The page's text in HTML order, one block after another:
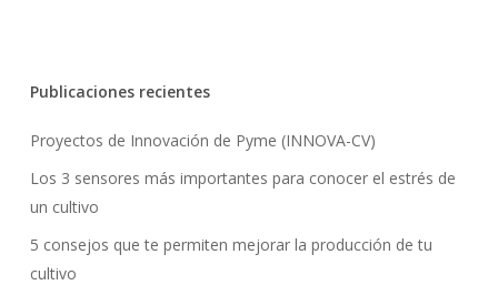
Publicaciones recientes
Proyectos de Innovación de Pyme (INNOVA-CV)
Los 3 sensores más importantes para conocer el estrés de
un cultivo
5 consejos que te permiten mejorar la producción de tu
cultivo